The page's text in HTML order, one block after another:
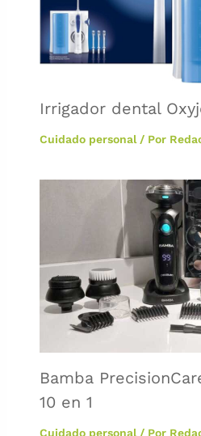
Irrigador dental
Cuidado personal/ Por
Bamba
10 en 1
Cuidado personal/ Por